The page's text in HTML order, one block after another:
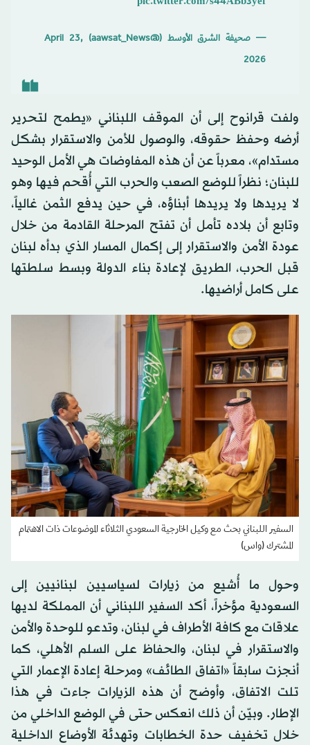
— صحيفة الشرق الأوسط (@aawsat_News) April 23,
2026
ولفت قرانوح إلى أن الموقف اللبناني «يطمح لتحرير
أرضه وحفظ حقوقه، والوصول للأمن والاستقرار بشكل
مستدام»، معرباً عن أن هذه المفاوضات هي الأمل الوحيد
للبنان؛ نظراً للوضع الصعب والحرب التي أُقحم فيها وهو
لا يريدها ولا يريدها أبناؤه، في حين يدفع الثمن غالياً،
وتابع أن بلاده تأمل أن تفتح المرحلة القادمة من خلال
عودة الأمن والاستقرار إلى إكمال المسار الذي بدأه لبنان
قبل الحرب، الطريق لإعادة بناء الدولة وبسط سلطتها
على كامل أراضيها.
السفير اللبناني بحث مع وكيل الخارجية السعودي الثلاثاء الموضوعات ذات الاهتمام
المشترك (واس)
وحول ما أُشيع من زيارات لسياسيين لبنانيين إلى
السعودية مؤخراً، أكد السفير اللبناني أن المملكة لديها
علاقات مع كافة الأطراف في لبنان، وتدعو للوحدة والأمن
والاستقرار في لبنان، والحفاظ على السلم الأهلي، كما
أنجزت سابقاً «اتفاق الطائف» ومرحلة إعادة الإعمار التي
تلت الاتفاق، وأوضح أن هذه الزيارات جاءت في هذا
الإطار. وبيّن أن ذلك انعكس حتى في الوضع الداخلي من
خلال تخفيف حدة الخطابات وتهدئة الأوضاع الداخلية